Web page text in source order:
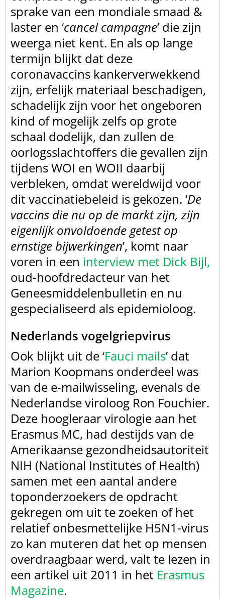
sprake van een mondiale smaad &
laster en ‘cancel campagne’ die zijn
weerga niet kent. En als op lange
termijn blijkt dat deze
coronavaccins kankerverwekkend
zijn, erfelijk materiaal beschadigen,
schadelijk zijn voor het ongeboren
kind of mogelijk zelfs op grote
schaal dodelijk, dan zullen de
oorlogsslachtoffers die gevallen zijn
tijdens WOI en WOII daarbij
verbleken, omdat wereldwijd voor
dit vaccinatiebeleid is gekozen. ‘De
vaccins die nu op de markt zijn, zijn
eigenlijk onvoldoende getest op
ernstige bijwerkingen’, komt naar
voren in een interview met Dick Bijl,
oud-hoofdredacteur van het
Geneesmiddelenbulletin en nu
gespecialiseerd als epidemioloog.
Nederlands vogelgriepvirus
Ook blijkt uit de‘Fauci mails’ dat
Marion Koopmans onderdeel was
van de e-mailwisseling, evenals de
Nederlandseviroloog Ron Fouchier.
Deze hoogleraar virologie aan het
Erasmus MC, had destijds van de
Amerikaanse gezondheidsautoriteit
NIH (National Institutes of Health)
samen met een aantal andere
toponderzoekers de opdracht
gekregen om uit te zoeken of het
relatief onbesmettelijke H5N1-virus
zo kan muteren dat het op mensen
overdraagbaar werd, valt te lezen in
een artikel uit 2011 in het Erasmus
Magazine.